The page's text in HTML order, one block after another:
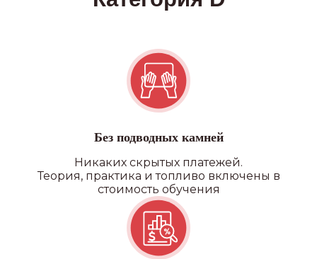
Без подводных камней
Никаких скрытых платежей.
Теория, практика и топливо включены в
стоимость обучения